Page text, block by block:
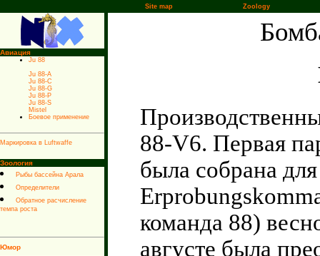
Site map Zoology
Авиация
Ju 88
Ju 88-A
Ju 88-C
Ju 88-G
Ju 88-P
Ju 88-S
Mistel
Боевое применение
Маркировка в Luftwaffe
Зоология
Рыбы бассейна Арала
Определители
Обратное расчисление
темпа роста
Юмор
88-V6. Первая
была собрана
команда 88)
августе была